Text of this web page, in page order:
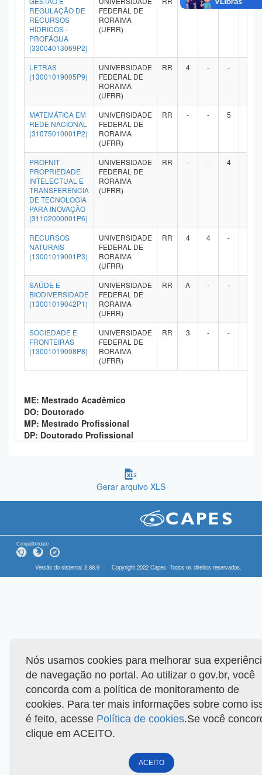
REGULAÇÃO DE
RECURSOS
HÍDRICOS -
PROFÁGUA
(33004013069P2)
FEDERAL DE
RORAIMA
(UFRR)
LETRAS
(13001019005P9)
UNIVERSIDADE
FEDERAL DE
RORAIMA
(UFRR)
RR 4 - -
MATEMÁTICA EM
REDE NACIONAL
(31075010001P2)
UNIVERSIDADE
FEDERAL DE
RORAIMA
(UFRR)
RR - - 5
PROFNIT -
PROPRIEDADE
INTELECTUAL E
TRANSFERÊNCIA
DE TECNOLOGIA
PARA INOVAÇÃO
(31102000001P6)
UNIVERSIDADE
FEDERAL DE
RORAIMA
(UFRR)
RR - - 4
RECURSOS
NATURAIS
(13001019001P3)
UNIVERSIDADE
FEDERAL DE
RORAIMA
(UFRR)
RR 4 4 -
SAÚDE E
BIODIVERSIDADE
(13001019042P1)
UNIVERSIDADE
FEDERAL DE
RORAIMA
(UFRR)
RR A - -
SOCIEDADE E
FRONTEIRAS
(13001019008P8)
UNIVERSIDADE
FEDERAL DE
RORAIMA
(UFRR)
RR 3 - -
ME: Mestrado Acadêmico
DO: Doutorado
MP: Mestrado Profissional
DP: Doutorado Profissional
Gerar arquivo XLS
Compatibilidade
Versão do sistema: 3.88.9 Copyright 2022 Capes. Todos os direitos reservados.
Nós usamos cookies para melhorar sua
de navegação no portal. Ao utilizar o gov.br, você
concorda com a política de monitoramento de
cookies. Para ter mais informações sobre como
é feito, acesse Política de cookies.Se você
clique em ACEITO.
ACEITO